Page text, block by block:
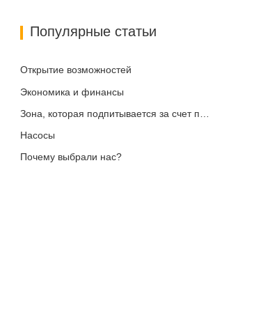
Популярные статьи
Открытие возможностей
Экономика и финансы
Насосы
Почему выбрали нас?